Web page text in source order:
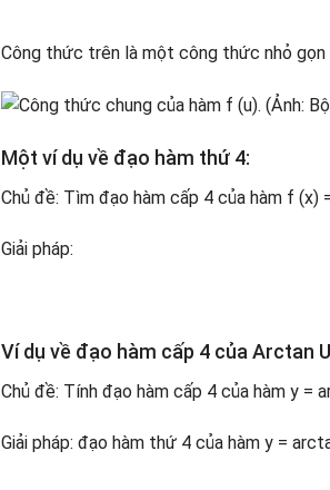
Công thức trên là một công thức nhỏ
Một ví dụ về đạo hàm thứ 4:
Chủ đề: Tìm đạo hàm cấp 4 của hàm f (x)
Giải pháp:
Ví dụ về đạo hàm cấp 4 của Arctan
Chủ đề: Tính đạo hàm cấp 4 của hàm y =
Giải pháp: đạo hàm thứ 4 của hàm y =